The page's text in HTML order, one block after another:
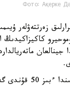
Фото: Ақерке
كاكيزاكيدىڭ
جينالعان
- ەكسپەديتسيا